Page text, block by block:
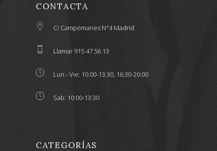
CONTACTA
C/ Campomanes N°4 Madrid
Llamar 915 47 56 13
Lun - Vie: 10:00-13:30, 16:30-20:00
Sab: 10:00-13:30
CATEGORÍAS